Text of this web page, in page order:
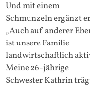
Und mit einem
Schmunzeln ergänzt
„Auch auf anderer
ist unsere Familie
landwirtschaftlich
Meine 26-jährige
Schwester Kathrin